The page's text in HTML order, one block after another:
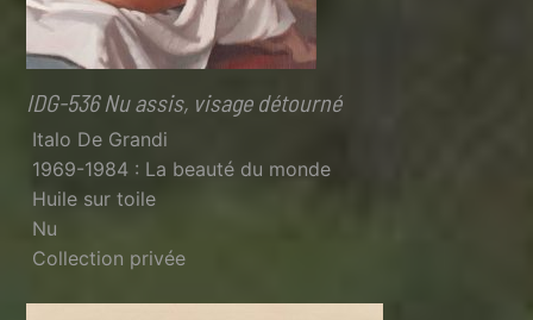
IDG-536 Nu assis, visage détourné
Italo De Grandi
1969-1984 : La beauté du monde
Huile sur toile
Nu
Collection privée